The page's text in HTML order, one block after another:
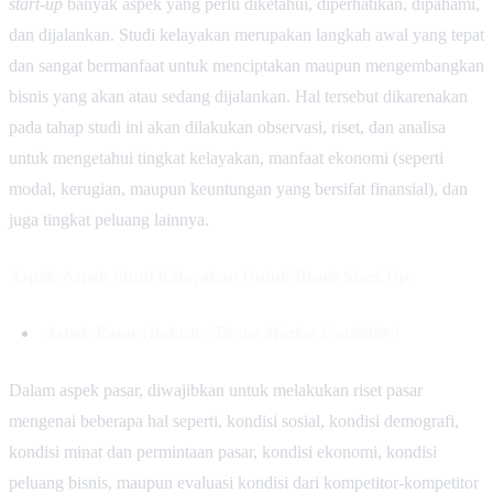
start-up banyak aspek yang perlu diketahui, diperhatikan, dipahami,
dan dijalankan. Studi kelayakan merupakan langkah awal yang tepat
dan sangat bermanfaat untuk menciptakan maupun mengembangkan
bisnis yang akan atau sedang dijalankan. Hal tersebut dikarenakan
pada tahap studi ini akan dilakukan observasi, riset, dan analisa
untuk mengetahui tingkat kelayakan, manfaat ekonomi (seperti
modal, kerugian, maupun keuntungan yang bersifat finansial), dan
juga tingkat peluang lainnya.
Dalam aspek pasar, diwajibkan untuk melakukan riset pasar
mengenai beberapa hal seperti, kondisi sosial, kondisi demografi,
kondisi minat dan permintaan pasar, kondisi ekonomi, kondisi
peluang bisnis, maupun evaluasi kondisi dari kompetitor-kompetitor